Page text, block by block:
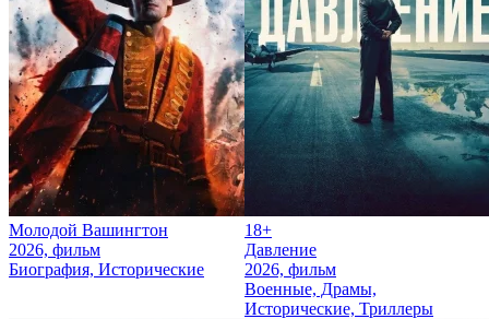
Молодой Вашингтон
2026, фильм
Биография, Исторические
18+
Давление
2026, фильм
Военные, Драмы,
Исторические, Триллеры